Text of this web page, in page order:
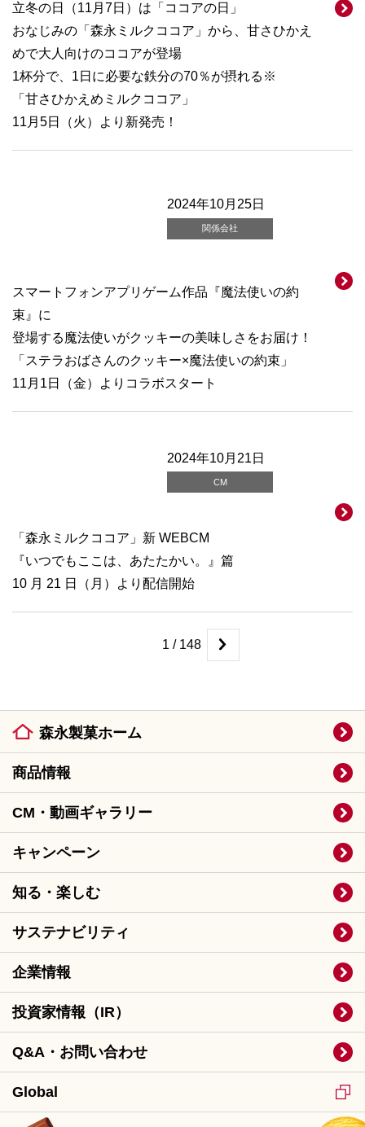
立冬の日（11月7日）は「ココアの日」
おなじみの「森永ミルクココア」から、甘さひかえ
めで大人向けのココアが登場
1杯分で、1日に必要な鉄分の70％が摂れる※
「甘さひかえめミルクココア」
11月5日（火）より新発売！
2024年10月25日
関係会社
スマートフォンアプリゲーム作品『魔法使いの約
束』に
登場する魔法使いがクッキーの美味しさをお届け！
「ステラおばさんのクッキー×魔法使いの約束」
11月1日（金）よりコラボスタート
2024年10月21日
CM
「森永ミルクココア」新 WEBCM
『いつでもここは、あたたかい。』篇
10 月 21 日（月）より配信開始
1 / 148
森永製菓ホーム
商品情報
CM・動画ギャラリー
キャンペーン
知る・楽しむ
サステナビリティ
企業情報
投資家情報（IR）
Q&A・お問い合わせ
Global